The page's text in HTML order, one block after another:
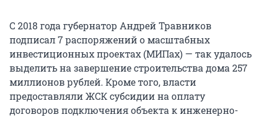
С 2018 года губернатор Андрей Травников
подписал 7 распоряжений о масштабных
инвестиционных проектах (МИПах) — так удалось
выделить на завершение строительства дома 257
миллионов рублей. Кроме того, власти
предоставляли ЖСК субсидии на оплату
договоров подключения объекта к инженерно-